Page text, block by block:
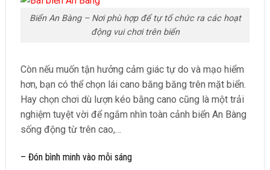
Biển An Bàng – Nơi phù hợp để tự tổ chức ra các hoạt
động vui chơi trên biển
Còn nếu muốn tận hưởng cảm giác tự do và mạo hiểm
hơn, bạn có thể chọn lái cano băng băng trên mặt biển.
Hay chọn chơi dù lượn kéo bằng cano cũng là một trải
nghiệm tuyệt vời để ngắm nhìn toàn cảnh biển An Bàng
sống động từ trên cao,…
– Đón bình minh vào mỗi sáng